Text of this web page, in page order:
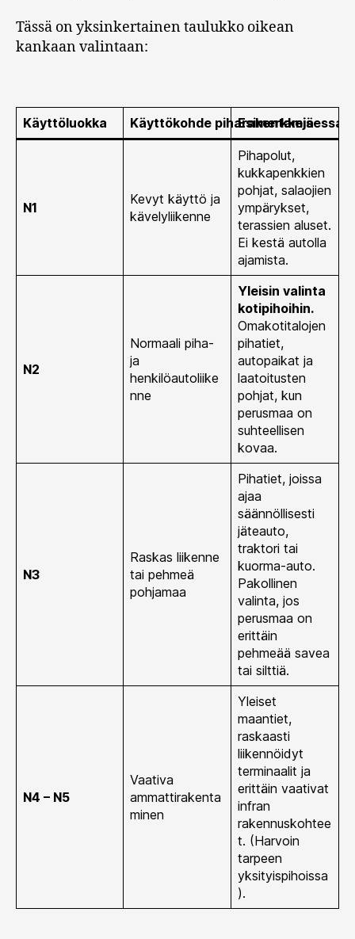
Tässä on yksinkertainen taulukko oikean
kankaan valintaan:
Käyttöluokka Käyttökohde piharakentamisessa
Esimerkkejä
N1
Kevyt käyttö ja
kävelyliikenne
Pihapolut,
kukkapenkkien
pohjat, salaojien
ympärykset,
terassien aluset.
Ei kestä autolla
ajamista.
N2
Normaali piha-
ja
henkilöautoliike
nne
Yleisin valinta
kotipihoihin.
Omakotitalojen
pihatiet,
autopaikat ja
laatoitusten
pohjat, kun
perusmaa on
suhteellisen
kovaa.
N3
Raskas liikenne
tai pehmeä
pohjamaa
Pihatiet, joissa
ajaa
säännöllisesti
jäteauto,
traktori tai
kuorma-auto.
Pakollinen
valinta, jos
perusmaa on
erittäin
pehmeää savea
tai silttiä.
N4 – N5
Vaativa
ammattirakenta
minen
Yleiset
maantiet,
raskaasti
liikennöidyt
terminaalit ja
erittäin vaativat
infran
rakennuskohtee
t. (Harvoin
tarpeen
yksityispihoissa
).